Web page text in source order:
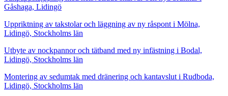
Gåshaga, Lidingö
Uppriktning av takstolar och läggning av ny råspont i Mölna,
Lidingö, Stockholms län
Utbyte av nockpannor och tätband med ny infästning i Bodal,
Lidingö, Stockholms län
Montering av sedumtak med dränering och kantavslut i Rudboda,
Lidingö, Stockholms län